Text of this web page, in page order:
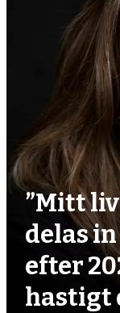
”Mitt
delas
efter
hastigt